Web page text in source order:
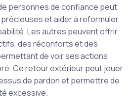
personnes de confiance peut
et aider à reformuler
Les autres peuvent offrir
des réconforts et des
de voir ses actions
Ce retour extérieur peut jouer
de pardon et permettre de
excessive.